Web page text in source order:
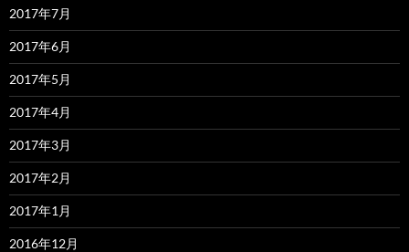
2017年7月
2017年6月
2017年5月
2017年4月
2017年3月
2017年2月
2017年1月
2016年12月